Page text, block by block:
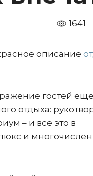
1641
описание
гостей еще
отдыха:
– и всё это в
и